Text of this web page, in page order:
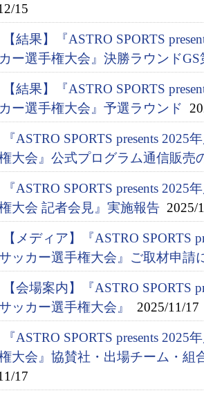
15
【結果】『ASTRO SPORTS
ー選手権大会』決勝ラウンドGS
【結果】『ASTRO SPORTS
ー選手権大会』予選ラウンド
『ASTRO SPORTS presents
大会』公式プログラム通信販売
『ASTRO SPORTS presents
大会 記者会見』実施報告 2025/
【メディア】『ASTRO SPORTS
ッカー選手権大会』ご取材申請
【会場案内】『ASTRO SPORTS
ッカー選手権大会』
2025/11/17
『ASTRO SPORTS presents
大会』協賛社・出場チーム・組
17